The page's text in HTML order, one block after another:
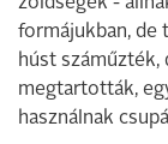
formájukban, de
húst száműzték,
megtartották,
használnak